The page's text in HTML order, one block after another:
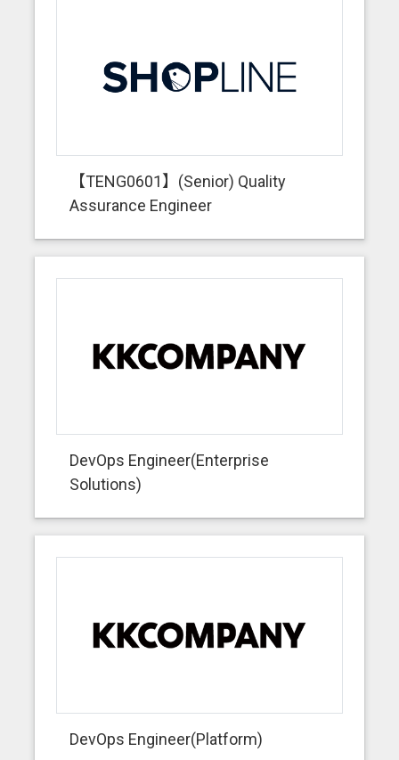
【TENG0601】(Senior) Quality
Assurance Engineer
DevOps Engineer(Enterprise
Solutions)
DevOps Engineer(Platform)